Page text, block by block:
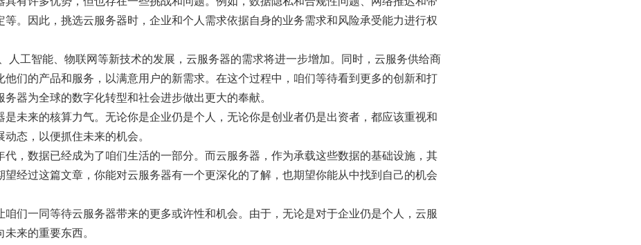
等。因此，挑选云服务器时，企业和个人需求依据自身的业务需求和风险承受能力进行权
人工智能、物联网等新技术的发展，云服务器的需求将进一步增加。同时，云服务供给商
他们的产品和服务，以满意用户的新需求。在这个过程中，咱们等待看到更多的创新和打
器为全球的数字化转型和社会进步做出更大的奉献。
是未来的核算力气。无论你是企业仍是个人，无论你是创业者仍是出资者，都应该重视和
态，以便抓住未来的机会。
代，数据已经成为了咱们生活的一部分。而云服务器，作为承载这些数据的基础设施，其
望经过这篇文章，你能对云服务器有一个更深化的了解，也期望你能从中找到自己的机会
咱们一同等待云服务器带来的更多或许性和机会。由于，无论是对于企业仍是个人，云服
来的重要东西。